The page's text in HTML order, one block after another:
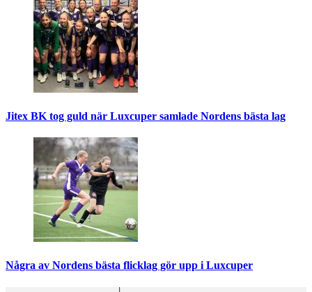
Jitex BK tog guld när Luxcuper samlade Nordens bästa lag
Några av Nordens bästa flicklag gör upp i Luxcuper